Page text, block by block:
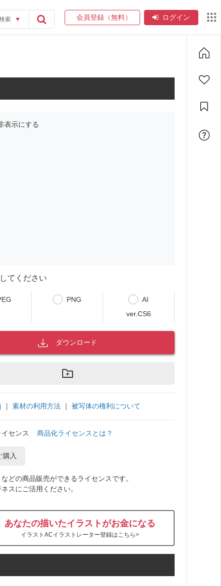
索 ▼ 会員登録（無料） ログイン
表示にする
てください
PNG
AI
ver.CS6
ダウンロード
｜ 素材の利用方法 ｜ 被写体の権利について
センス 商品化ライセンスとは？
購入
どの商品販売ができるライセンスです。
スにご活用ください。
あなたの描いたイラストがお金になる
イラストACイラストレーター登録はこちら>